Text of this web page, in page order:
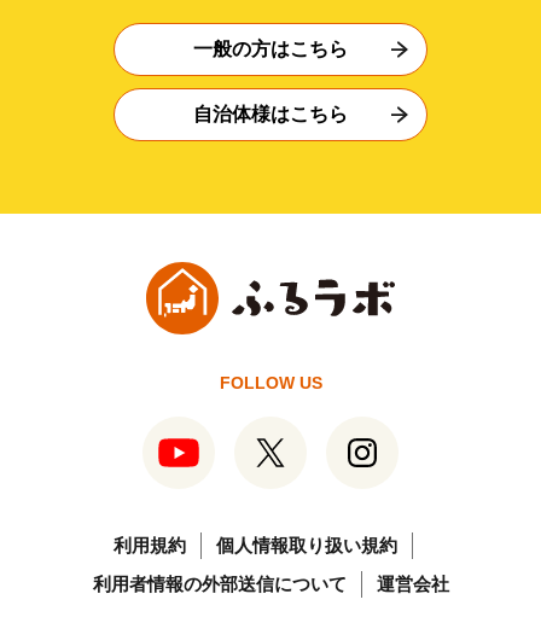
一般の方はこちら
自治体様はこちら
FOLLOW US
利用規約
個人情報取り扱い規約
利用者情報の外部送信について
運営会社